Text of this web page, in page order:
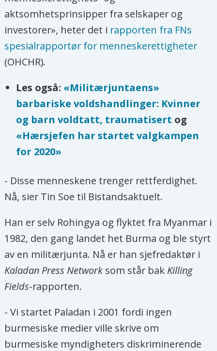
enn for de militæret. Dette kan
selvsagt endre seg. Falske nyheter og
hatpropaganda er effektivt i aksjoner
mot sårbare grupper, og teknologi er
et potensielt mektig våpen for
myndighetene, noe som i økende grad
vil ansvarliggjøre både netteiere som
Telenor og plattformselskaper som
Facebook. Men drapene i Myanmar er
ikke primært motivert av en uregjerlig
innlegg i sosiale medier, men av et
svært disiplinert militærvesen som tar
rasjonelle beslutninger ut fra egne
målsetninger.
Han mener ansvarlige investeringer er
viktigere enn noen gang. Men gitt
konfliktene i Myanmar og militærets
stilling, oppfordrer han norske
selskaper til å revurdere egne planer,
spesielt i de etniske områdene.
aktsomhetsprinsipper fra selskaper og
investorer», heter det i rapporten fra FNs
spesialrapportør for menneskerettigheter
(OHCHR).
Les også: «Militærjuntaens»
barbariske voldshandlinger: Kvinner
og barn voldtatt, traumatisert og
«Hærsjefen har startet valgkampen
for 2020»
- Disse menneskene trenger rettferdighet.
Nå, sier Tin Soe til Bistandsaktuelt.
Han er selv Rohingya og flyktet fra Myanmar i
1982, den gang landet het Burma og ble styrt
av en militærjunta. Nå er han sjefredaktør i
Kaladan Press Network som står bak Killing
Fields-rapporten.
- Vi startet Paladan i 2001 fordi ingen
burmesiske medier ville skrive om
burmesiske myndigheters diskriminerende